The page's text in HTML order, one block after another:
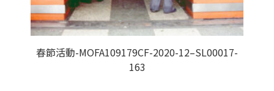
春節活動-MOFA109179CF-2020-12–SL00017-
163